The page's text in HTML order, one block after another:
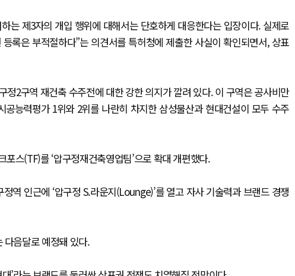
는 제3자의 개입 행위에 대해서는 단호하게 대응한다는 입장이다. 실제로
록은 부적절하다”는 의견서를 특허청에 제출한 사실이 확인되면서, 상표
2구역 재건축 수주전에 대한 강한 의지가 깔려 있다. 이 구역은 공사비만
능력평가 1위와 2위를 나란히 차지한 삼성물산과 현대건설이 모두 수주
스(TF)를 ‘압구정재건축영업팀’으로 확대 개편했다.
역 인근에 ‘압구정 S.라운지(Lounge)’를 열고 자사 기술력과 브랜드 경쟁
다음달로 예정돼 있다.